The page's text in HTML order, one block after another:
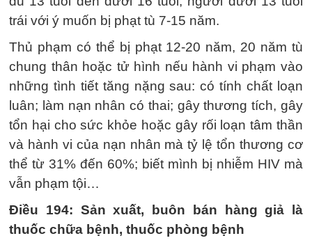
trái với ý muốn bị phạt tù 7-15 năm.
Thủ phạm có thể bị phạt 12-20 năm, 20 năm tù
chung thân hoặc tử hình nếu hành vi phạm vào
những tình tiết tăng nặng sau: có tính chất loạn
luân; làm nạn nhân có thai; gây thương tích, gây
tổn hại cho sức khỏe hoặc gây rối loạn tâm thần
và hành vi của nạn nhân mà tỷ lệ tổn thương cơ
thể từ 31% đến 60%; biết mình bị nhiễm HIV mà
vẫn phạm tội…
Điều 194: Sản xuất, buôn bán hàng giả là
thuốc chữa bệnh, thuốc phòng bệnh